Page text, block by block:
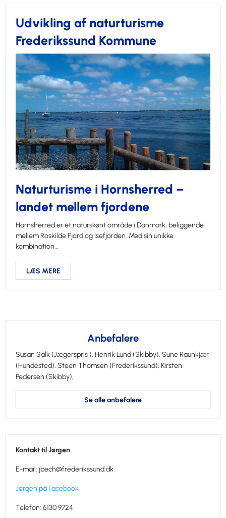
Udvikling af naturturisme
Frederikssund Kommune
Naturturisme i Hornsherred –
landet mellem fjordene
Hornsherred er et naturskønt område i Danmark, beliggende
mellem Roskilde Fjord og Isefjorden. Med sin unikke
kombination…
LÆS MERE
Anbefalere
Susan Salk (Jægerspris ), Henrik Lund(Skibby), Sune Raunkjær
(Hundested), Steen Thomsen (Frederikssund), Kirsten
Pedersen (Skibby),
Se alle anbefalere
Kontakt til Jørgen
E-mail: jbech@frederikssund.dk
Jørgen på Facebook
Telefon: 6130 9724